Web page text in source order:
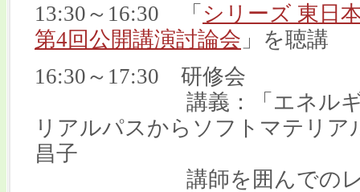
13:30～16:30 「 シリーズ 東日
第4回公開講演討論会 」
16:30～17:30 研修会
講義：「エネルギーと
リアルパスからソフトマテリ
昌子
講師を囲んでのレポ